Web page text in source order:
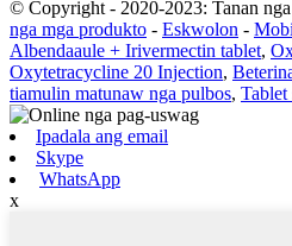
© Copyright - 2020-2023: Tanan
nga mga produkto - Eskwolon -
Albendaaule + Irivermectin tablet,
Oxytetracycline 20 Injection,
tiamulin matunaw nga pulbos, Tablet
Ipadala ang email
Skype
WhatsApp
x